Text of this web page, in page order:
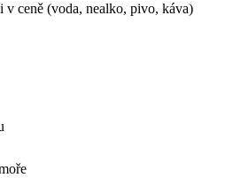
v ceně (voda, nealko, pivo, káva)